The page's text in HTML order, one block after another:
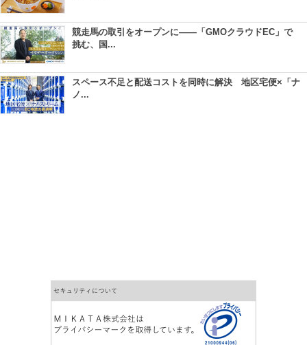
競走馬の取引をオープンに――「GMOクラウドEC」で
挑む、国...
スペース不足と配送コストを同時に解決 地区宅便×「ナ
ノ...